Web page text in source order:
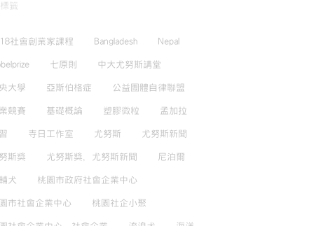
籤
社會創業家課程 Bangladesh Nepal
七原則 中大尤努斯講堂
大學 亞斯伯格症 公益團體自律聯盟
競賽 基礎概論 塑膠微粒 孟加拉
寺日工作室 尤努斯 尤努斯新聞
斯獎 尤努斯獎，尤努斯新聞 尼泊爾
犬 桃園市政府社會企業中心
市社會企業中心 桃園社企小聚